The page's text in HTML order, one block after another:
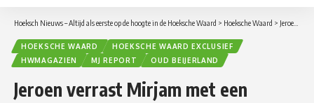
Hoeksch Nieuws – Altijd als eerste op de hoogte in de Hoeksche Waard > Hoeksche Waard > Jeroen verrast Mirjam met een bezoek aan juwelier Van Moorsel in Oud-Beijerland – MJ Report Aflevering 21
HOEKSCHE WAARD
HOEKSCHE WAARD EXCLUSIEF
HWMAGAZIEN
MJ REPORT OUD BEIJERLAND
Jeroen verrast Mirjam met een